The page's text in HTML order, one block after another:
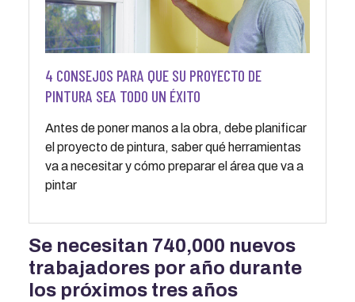
4 CONSEJOS PARA QUE SU PROYECTO DE
PINTURA SEA TODO UN ÉXITO
Antes de poner manos a la obra, debe planificar
el proyecto de pintura, saber qué herramientas
va a necesitar y cómo preparar el área que va a
pintar
Se necesitan 740,000 nuevos
trabajadores por año durante
los próximos tres años